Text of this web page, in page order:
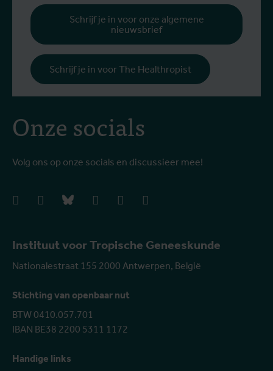
Instituut voor Tropische Geneeskunde
Nationalestraat 155 2000 Antwerpen, België
Stichting van openbaar nut
BTW 0410.057.701
IBAN BE38 2200 5311 1172
Handige links
Onze socials
Volg ons op onze socials en discussieer mee!
facebookinstagrambluesky linkedIn youtube
Schrijf je in voor onze algemene
nieuwsbrief
Schrijf je in voor The Healthropist